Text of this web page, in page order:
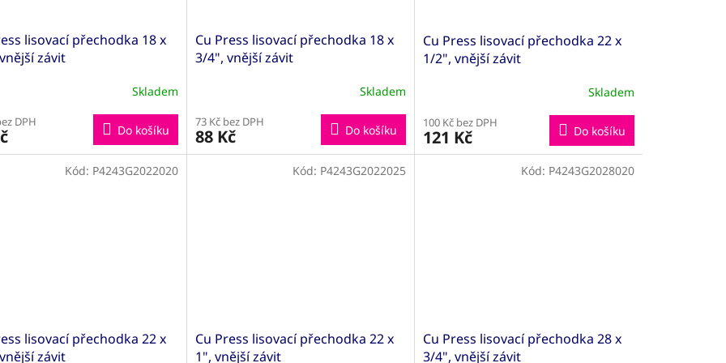
lisovací přechodka 18 x
závit
Skladem
DPH
Do košíku
Cu Press lisovací přechodka 18 x
3/4", vnější závit
Skladem
73 Kč bez DPH
88 Kč Do košíku
Cu Press lisovací přechodka 22 x
1/2", vnější závit
Skladem
100 Kč bez DPH
121 Kč Do košíku
lisovací přechodka 22 x
závit
Kód: P4243G2022020
Cu Press lisovací přechodka 22 x
1", vnější závit
Kód: P4243G2022025
Cu Press lisovací přechodka 28 x
3/4", vnější závit
Kód: P4243G2028020